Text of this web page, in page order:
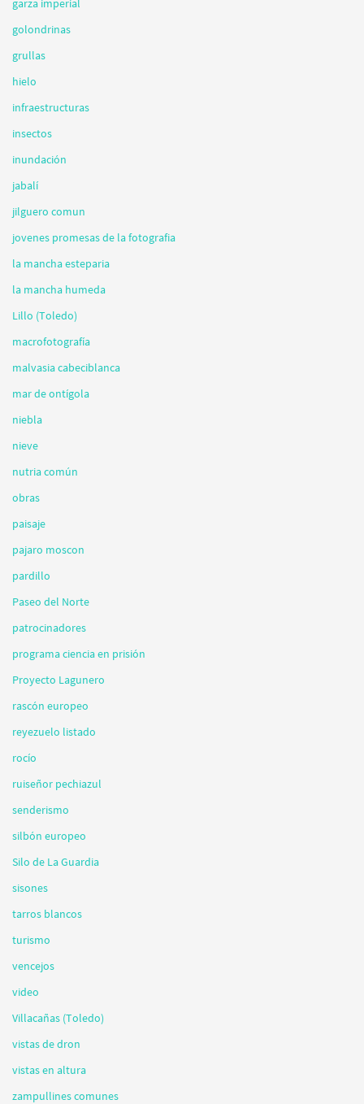
garza imperial
golondrinas
grullas
hielo
infraestructuras
insectos
inundación
jabalí
jilguero comun
jovenes promesas de la fotografia
la mancha esteparia
la mancha humeda
Lillo (Toledo)
macrofotografía
malvasia cabeciblanca
mar de ontígola
niebla
nieve
nutria común
obras
paisaje
pajaro moscon
pardillo
Paseo del Norte
patrocinadores
programa ciencia en prisión
Proyecto Lagunero
rascón europeo
reyezuelo listado
rocío
ruiseñor pechiazul
senderismo
silbón europeo
Silo de La Guardia
sisones
tarros blancos
turismo
vencejos
video
Villacañas (Toledo)
vistas de dron
vistas en altura
zampullines comunes